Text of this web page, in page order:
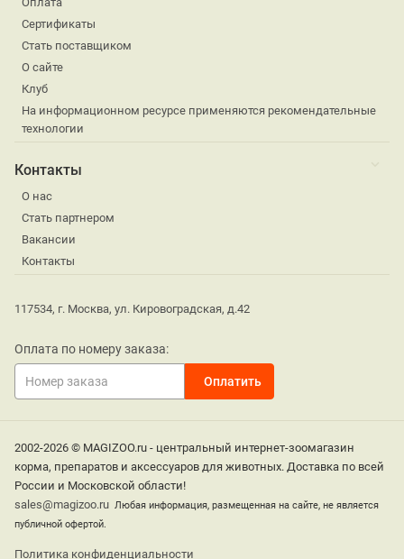
Сертификаты
Стать поставщиком
О сайте
Клуб
На информационном ресурсе применяются рекомендательные
технологии
Контакты
О нас
Стать партнером
Вакансии
Контакты
117534, г. Москва, ул. Кировоградская, д.42
Оплата по номеру заказа:
2002-2026 © MAGIZOO.ru - центральный интернет-зоомагазин
корма, препаратов и аксессуаров для животных. Доставка по всей
России и Московской области!
sales@magizoo.ru Любая информация, размещенная на сайте, не является
публичной офертой.
Политика конфиденциальности